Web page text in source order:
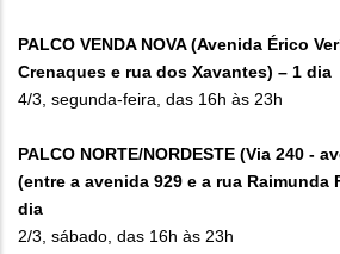
PALCO VENDA NOVA (Avenida Érico
Crenaques e rua dos Xavantes) – 1 dia
4/3, segunda-feira, das 16h às 23h
PALCO NORTE/NORDESTE (Via 240 -
(entre a avenida 929 e a rua Raimunda
dia
2/3, sábado, das 16h às 23h